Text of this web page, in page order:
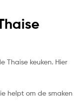
Thaise keuken. Hier
helpt om de smaken